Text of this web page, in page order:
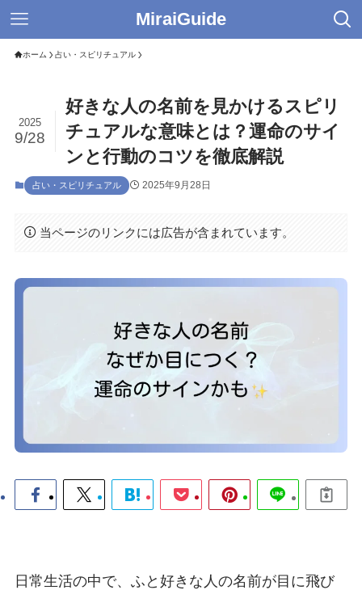
MiraiGuide
ホーム 占い・スピリチュアル
好きな人の名前を見かけるスピリ
チュアルな意味とは？運命のサイ
ンと行動のコツを徹底解説
2025
9/28
占い・スピリチュアル 2025年9月28日
当ページのリンクには広告が含まれています。
日常生活の中で、ふと好きな人の名前が目に飛び